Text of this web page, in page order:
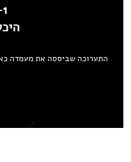
2-1
התערוכה שביססה את מעמדה